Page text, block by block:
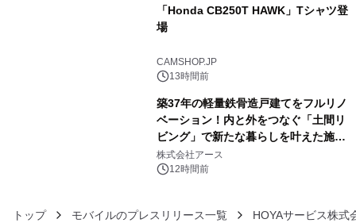
「Honda CB250T HAWK」Tシャツ登
場
CAMSHOP.JP
13時間前
築37年の軽量鉄骨造戸建てをフルリノ
ベーション！内と外をつなぐ「土間リ
ビング」で新たな暮らしを叶えた施工
事例を株式会社アースが公開
株式会社アース
12時間前
トップ モバイルのプレスリリース一覧 HOYAサービス株式